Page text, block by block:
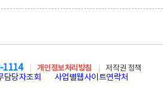
1114 개인정보처리방침
저작권 정책
담당자조회 사업별웹사이트연락처